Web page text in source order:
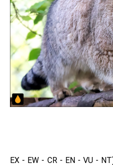
گونه‌ی با کم‌ترین نگرانی (EX - EW - CR - EN - VU - NT